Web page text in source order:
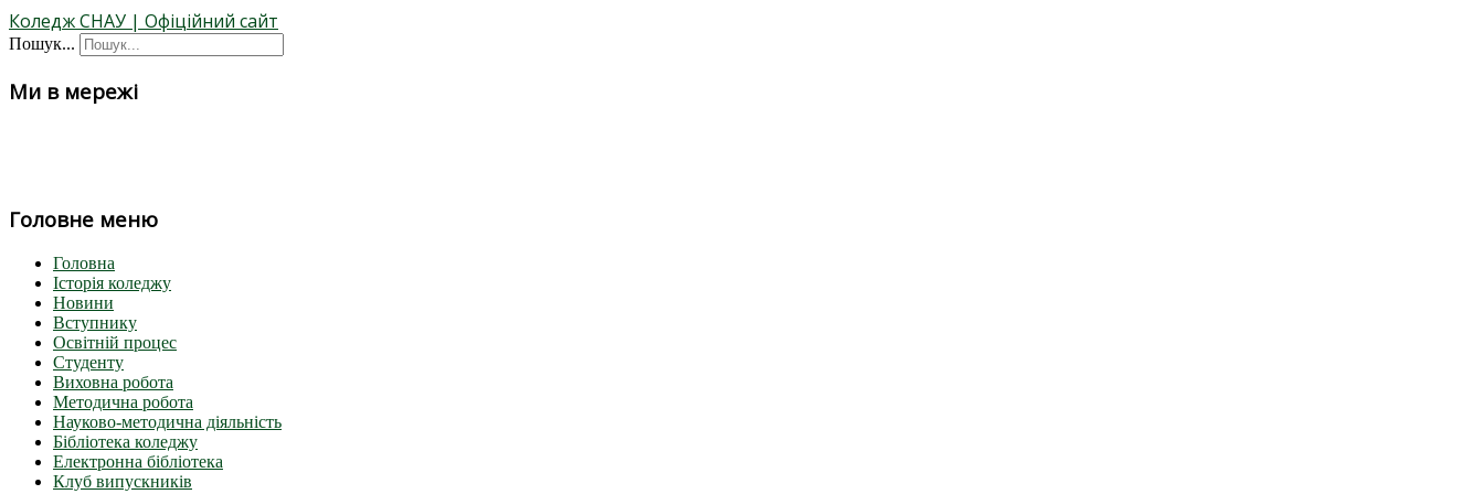
Коледж СНАУ | Офіційний сайт
Пошук...
Ми в мережі
Головне меню
Головна
Історія коледжу
Новини
Вступнику
Освітній процес
Студенту
Виховна робота
Методична робота
Науково-методична діяльність
Бібліотека коледжу
Електронна бібліотека
Клуб випускників